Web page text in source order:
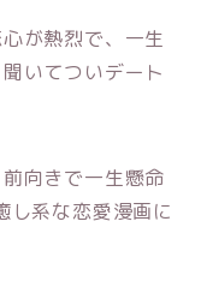
が熱烈で、一生
いてついデート
向きで一生懸命
し系な恋愛漫画に